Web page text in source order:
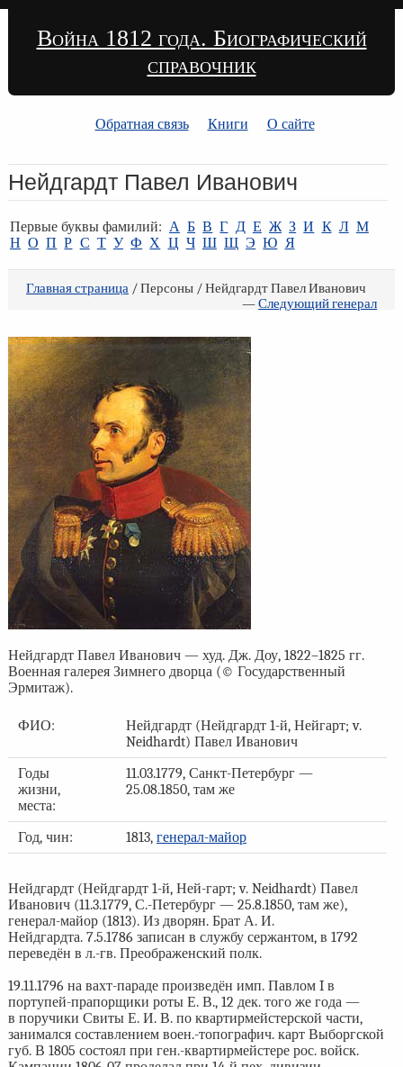
Война 1812 года. Биографический
справочник
Обратная связь Книги О сайте
Нейдгардт Павел Иванович
Первые буквы фамилий: А Б В Г Д Е Ж З И К Л М
Н О П Р С Т У Ф Х Ц Ч Ш Щ Э Ю Я
Главная страница/ Персоны / Нейдгардт Павел Иванович
—Следующий генерал
Нейдгардт Павел Иванович — худ. Дж. Доу, 1822–1825 гг.
Военная галерея Зимнего дворца (© Государственный
Эрмитаж).
ФИО:
Нейдгардт (Нейдгардт 1-й, Нейгарт; v.
Neidhardt) Павел Иванович
Годы
жизни,
места:
11.03.1779, Санкт-Петербург —
25.08.1850, там же
Год, чин: 1813, генерал-майор
Нейдгардт (Нейдгардт 1-й, Ней-гарт; v. Neidhardt) Павел
Иванович (11.3.1779, С.-Петербург — 25.8.1850, там же),
генерал-майор (1813). Из дворян. Брат А. И.
Нейдгардта. 7.5.1786 записан в службу сержантом, в 1792
переведён в л.-гв. Преображенский полк.
19.11.1796 на вахт-параде произведён имп. Павлом I в
портупей-прапорщики роты Е. В., 12 дек. того же года —
в поручики Свиты Е. И. В. по квартирмейстерской части,
занимался составлением воен.-топографич. карт Выборгской
губ. В 1805 состоял при ген.-квартирмейстере рос. войск.